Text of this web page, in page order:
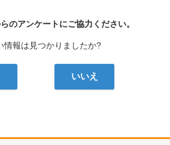
なび
のアンケートにご協力ください。
情報は見つかりましたか?
いいえ